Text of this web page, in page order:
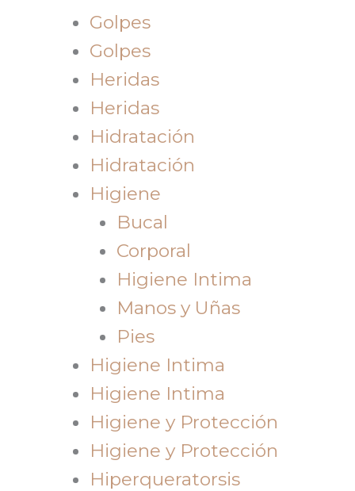
Golpes
Golpes
Heridas
Heridas
Hidratación
Hidratación
Higiene
Bucal
Corporal
Higiene Intima
Manos y Uñas
Pies
Higiene Intima
Higiene Intima
Higiene y Protección
Higiene y Protección
Hiperqueratorsis